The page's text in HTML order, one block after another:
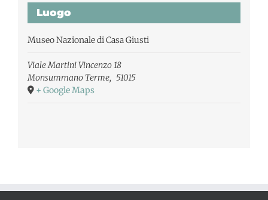
Luogo
Museo Nazionale di Casa Giusti
Viale Martini Vincenzo 18
Monsummano Terme, 51015
+ Google Maps